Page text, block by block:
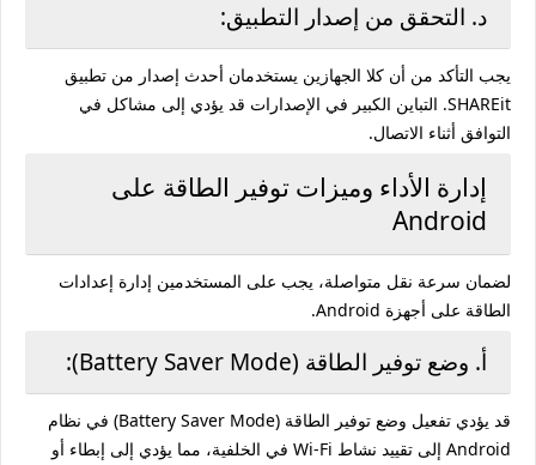
د. التحقق من إصدار التطبيق:
يجب التأكد من أن كلا الجهازين يستخدمان أحدث إصدار من تطبيق
SHAREit. التباين الكبير في الإصدارات قد يؤدي إلى مشاكل في
التوافق أثناء الاتصال.
إدارة الأداء وميزات توفير الطاقة على
Android
لضمان سرعة نقل متواصلة، يجب على المستخدمين إدارة إعدادات
الطاقة على أجهزة Android.
أ. وضع توفير الطاقة (Battery Saver Mode):
قد يؤدي تفعيل وضع توفير الطاقة (Battery Saver Mode) في نظام
Android إلى تقييد نشاط Wi-Fi في الخلفية، مما يؤدي إلى إبطاء أو